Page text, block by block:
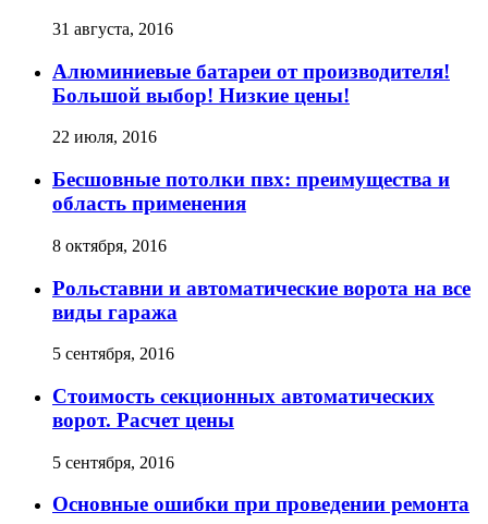
31 августа, 2016
Алюминиевые батареи от производителя!
Большой выбор! Низкие цены!
22 июля, 2016
Бесшовные потолки пвх: преимущества и
область применения
8 октября, 2016
Рольставни и автоматические ворота на все
виды гаража
5 сентября, 2016
Стоимость секционных автоматических
ворот. Расчет цены
5 сентября, 2016
Основные ошибки при проведении ремонта